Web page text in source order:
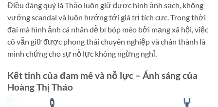
Điều đáng quý là Thảo luôn giữ được hình ảnh sạch, không
vướng scandal và luôn hướng tới giá trị tích cực. Trong thời
đại mà hình ảnh cá nhân dễ bị bóp méo bởi mạng xã hội, việc
cô vẫn giữ được phong thái chuyên nghiệp và chân thành là
minh chứng cho sự nỗ lực không ngừng nghỉ.
Kết tinh của đam mê và nỗ lực – Ánh sáng của
Hoàng Thị Thảo